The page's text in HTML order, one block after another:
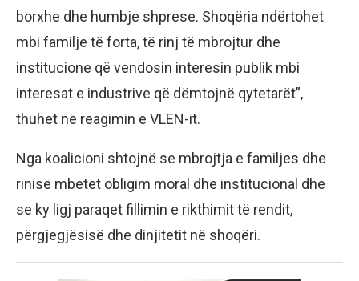
borxhe dhe humbje shprese. Shoqëria ndërtohet
mbi familje të forta, të rinj të mbrojtur dhe
institucione që vendosin interesin publik mbi
interesat e industrive që dëmtojnë qytetarët”,
thuhet në reagimin e VLEN-it.
Nga koalicioni shtojnë se mbrojtja e familjes dhe
rinisë mbetet obligim moral dhe institucional dhe
se ky ligj paraqet fillimin e rikthimit të rendit,
përgjegjësisë dhe dinjitetit në shoqëri.